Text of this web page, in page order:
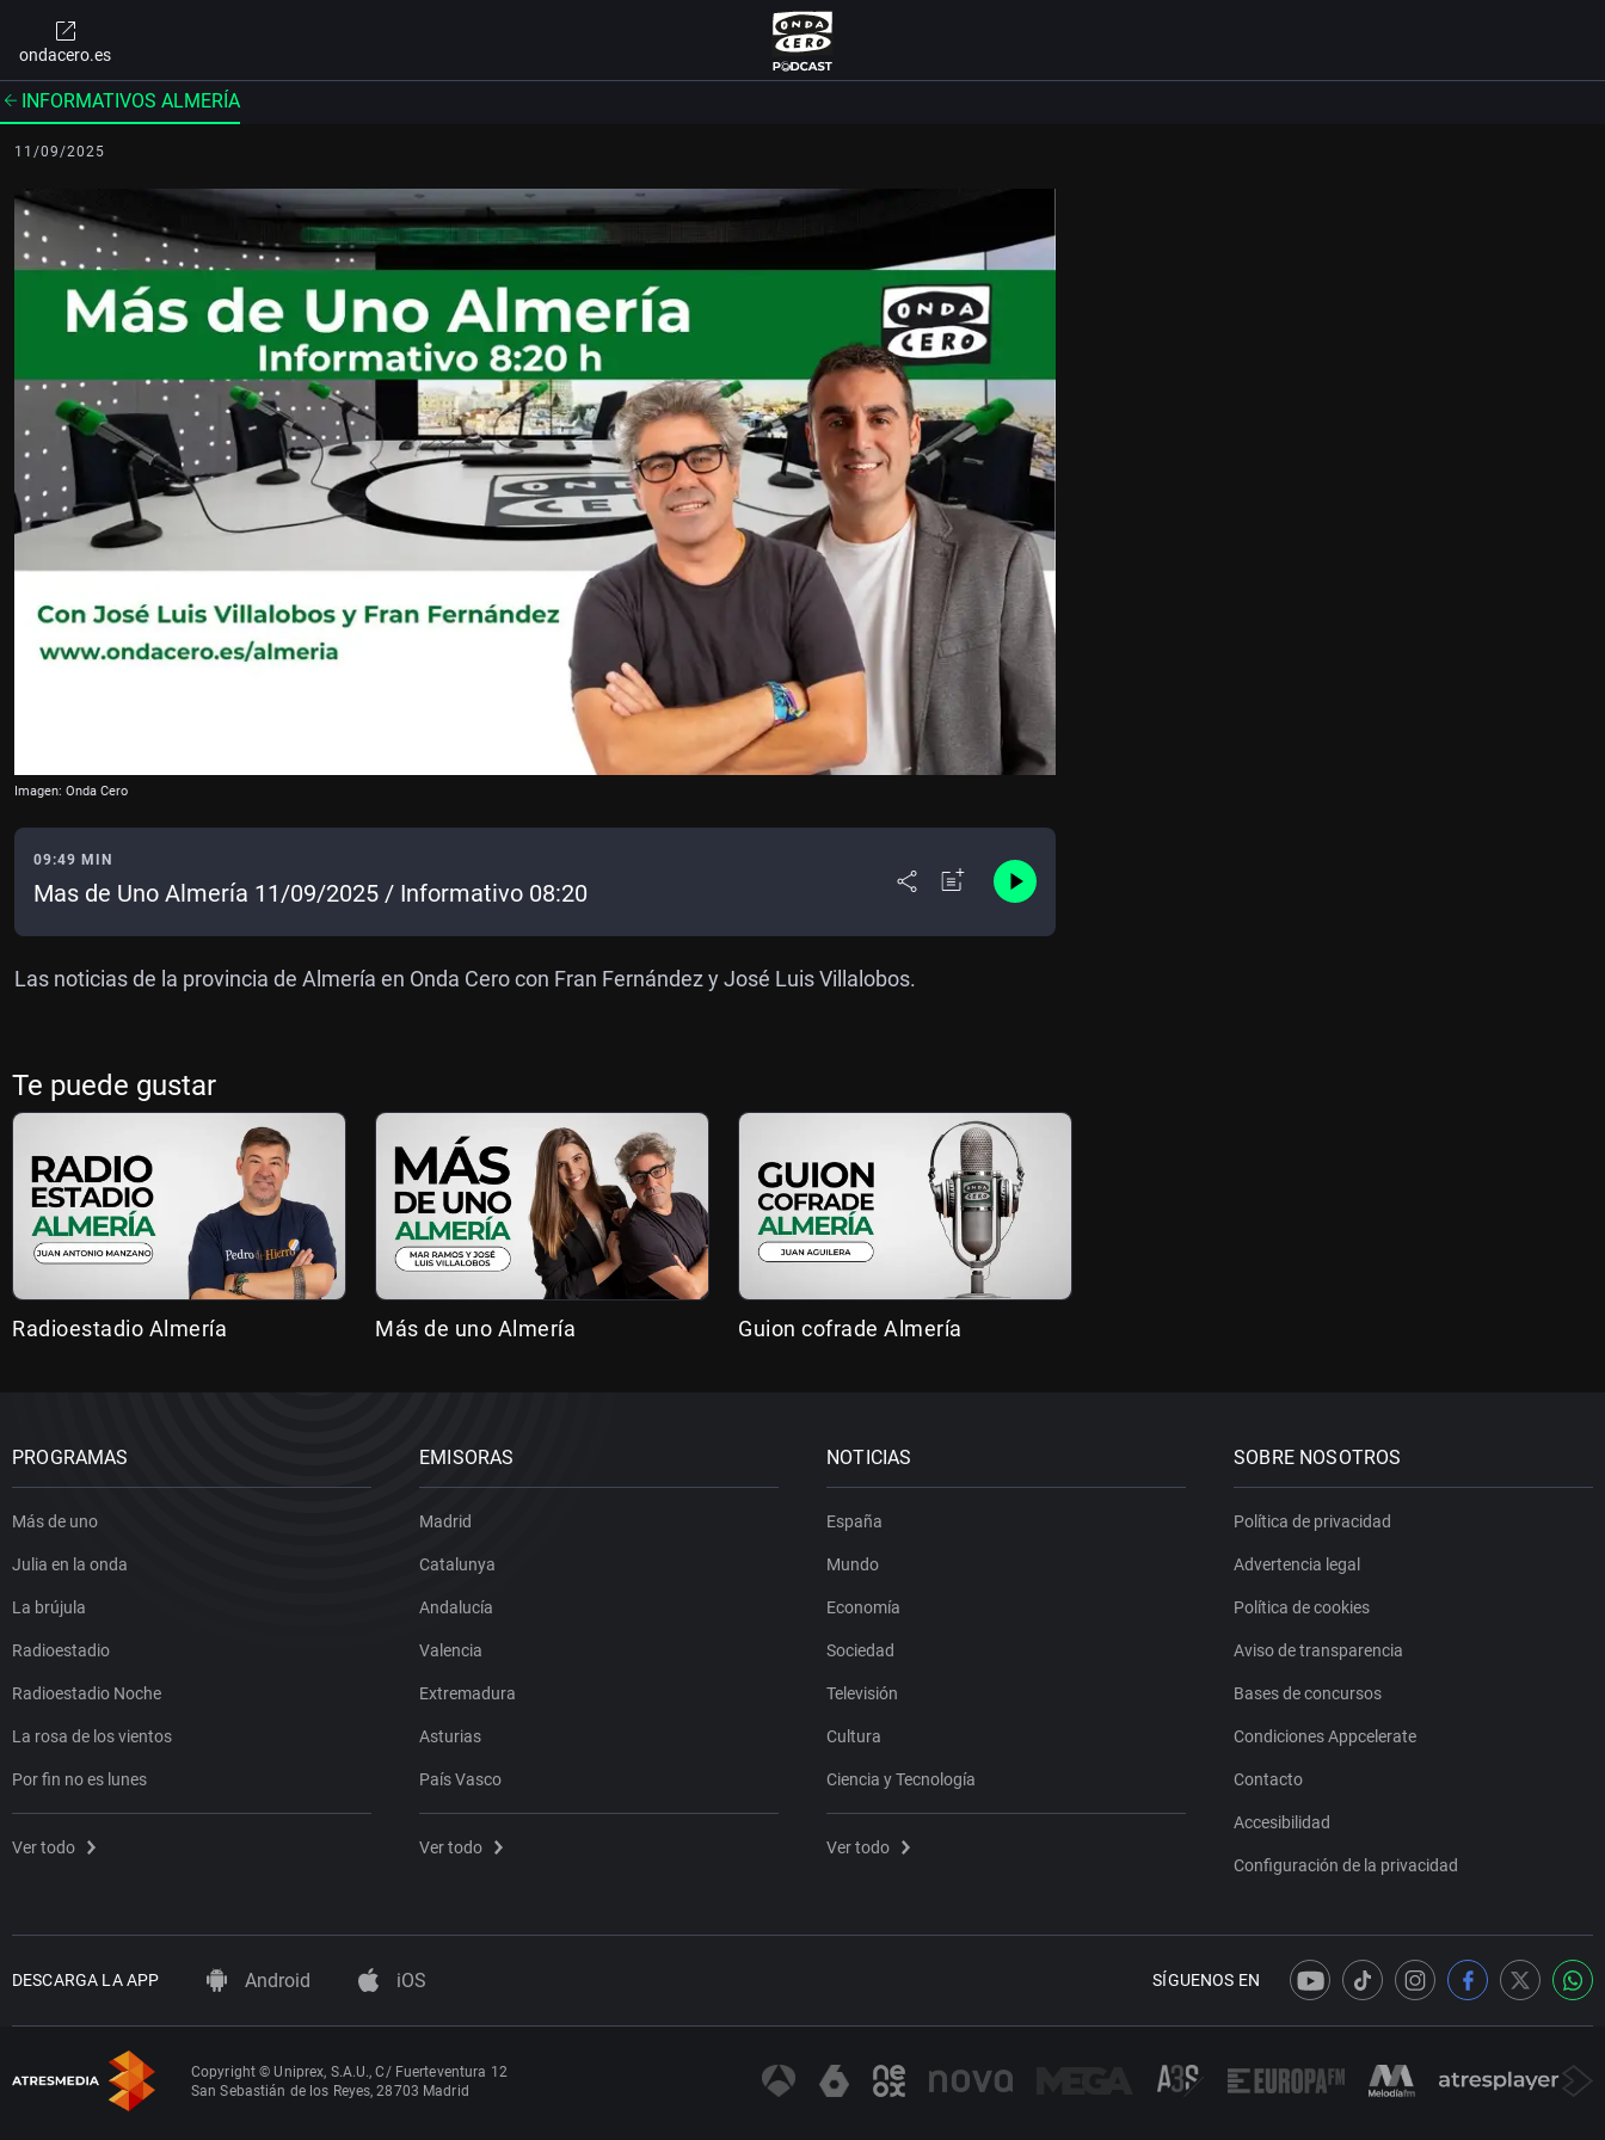
ondacero.es
INFORMATIVOS ALMERÍA
11/09/2025
Imagen: Onda Cero
09:49 MIN
Mas de Uno Almería 11/09/2025 / Informativo 08:20
Las noticias de la provincia de Almería en Onda Cero con Fran Fernández y José Luis Villalobos.
Te puede gustar
Radioestadio Almería Más de uno Almería Guion cofrade Almería
PROGRAMAS
Más de uno
Julia en la onda
La brújula
Radioestadio
Radioestadio Noche
La rosa de los vientos
Por fin no es lunes
Ver todo
EMISORAS
Madrid
Catalunya
Andalucía
Valencia
Extremadura
Asturias
País Vasco
Ver todo
NOTICIAS
España
Mundo
Economía
Sociedad
Televisión
Cultura
Ciencia y Tecnología
Ver todo
SOBRE NOSOTROS
Política de privacidad
Advertencia legal
Política de cookies
Aviso de transparencia
Bases de concursos
Condiciones Appcelerate
Contacto
Accesibilidad
Configuración de la privacidad
DESCARGA LA APP Android iOS SÍGUENOS EN
Copyright © Uniprex, S.A.U., C/ Fuerteventura 12
San Sebastián de los Reyes, 28703 Madrid